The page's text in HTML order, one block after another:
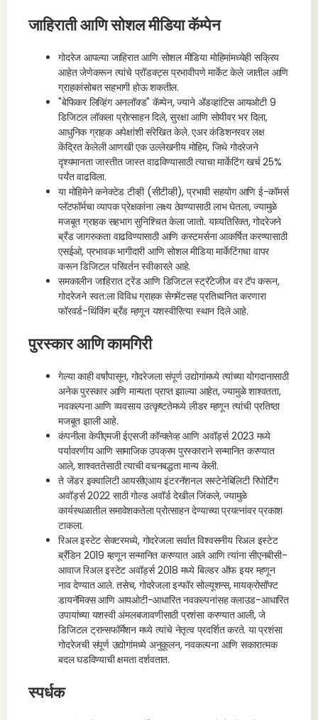
जाहिराती आणि सोशल मीडिया कॅम्पेन
गोदरेज आपल्या जाहिरात आणि सोशल मीडिया मोहिमांमध्येही सक्रिय
आहेत जेणेकरून त्यांचे प्रॉडक्ट्स प्रभावीपणे मार्केट केले जातील आणि
ग्राहकांसोबत सहभागी होऊ शकतील.
"बेफिकर लिव्हिंग अनलॉक्ड" कॅम्पेन, ज्याने ॲडव्हांटिस आयओटी 9
डिजिटल लॉकला प्रोत्साहन दिले, सुरक्षा आणि सोयीवर भर दिला,
आधुनिक ग्राहक अपेक्षांशी संरेखित केले. एअर कंडिशनरवर लक्ष
केंद्रित केलेली आणखी एक उल्लेखनीय मोहिम, जिथे गोदरेजने
दृश्यमानता जास्तीत जास्त वाढविण्यासाठी त्याचा मार्केटिंग खर्च 25%
पर्यंत वाढविला.
या मोहिमेने कनेक्टेड टीव्ही (सीटीव्ही), प्रभावी सहयोग आणि ई-कॉमर्स
प्लॅटफॉर्मचा व्यापक प्रेक्षकांना लक्ष्य ठेवण्यासाठी लाभ घेतला, ज्यामुळे
मजबूत ग्राहक सहभाग सुनिश्चित केला जातो. याव्यतिरिक्त, गोदरेजने
ब्रँड जागरुकता वाढविण्यासाठी आणि कस्टमर्सना आकर्षित करण्यासाठी
एसईओ, प्रभावक भागीदारी आणि सोशल मीडिया मार्केटिंगचा वापर
करून डिजिटल परिवर्तन स्वीकारले आहे.
समकालीन जाहिरात ट्रेंड आणि डिजिटल स्ट्रॅटेजीज वर टॅप करून,
गोदरेजने स्वत:ला विविध ग्राहक सेगमेंटसह प्रतिध्वनित करणारा
फॉरवर्ड-थिंकिंग ब्रँड म्हणून यशस्वीरित्या स्थान दिले आहे.
पुरस्कार आणि कामगिरी
गेल्या काही वर्षांपासून, गोदरेजला संपूर्ण उद्योगांमध्ये त्यांच्या योगदानासाठी
अनेक पुरस्कार आणि मान्यता प्राप्त झाल्या आहेत, ज्यामुळे शाश्वतता,
नवकल्पना आणि व्यवसाय उत्कृष्टतेमध्ये लीडर म्हणून त्यांची प्रतिष्ठा
मजबूत झाली आहे.
कंपनीला केपीएमजी ईएसजी कॉन्क्लेव्ह आणि अवॉर्ड्स 2023 मध्ये
पर्यावरणीय आणि सामाजिक उपक्रम पुरस्काराने सन्मानित करण्यात
आले, शाश्वततेसाठी त्याची वचनबद्धता मान्य केली.
ते जेंडर इक्वालिटी आयसीएआय इंटरनॅशनल सस्टेनेबिलिटी रिपोर्टिंग
अवॉर्ड्स 2022 साठी गोल्ड अवॉर्ड देखील जिंकले, ज्यामुळे
कार्यस्थळातील समावेशकतेला प्रोत्साहन देण्याच्या प्रयत्नांवर प्रकाश
टाकला.
रिअल इस्टेट सेक्टरमध्ये, गोदरेजला सर्वात विश्वसनीय रिअल इस्टेट
ब्रँडिन 2019 म्हणून सन्मानित करण्यात आले आणि त्यांना सीएनबीसी-
आवाज रिअल इस्टेट अवॉर्ड्स 2018 मध्ये बिल्डर ऑफ इयर म्हणून
नाव देण्यात आले. तसेच, गोदरेजला इन्फॉर सोल्यूशन्स, मायक्रोसॉफ्ट
डायनॅमिक्स आणि आयओटी-आधारित नवकल्पनांसह क्लाउड-आधारित
उपायांच्या यशस्वी अंमलबजावणीसाठी प्रशंसा करण्यात आली, जे
डिजिटल ट्रान्सफॉर्मेशन मध्ये त्यांचे नेतृत्व प्रदर्शित करते. या प्रशंसा
गोदरेजची संपूर्ण उद्योगांमध्ये अनुकूलन, नवकल्पना आणि सकारात्मक
बदल घडविण्याची क्षमता दर्शवतात.
स्पर्धक